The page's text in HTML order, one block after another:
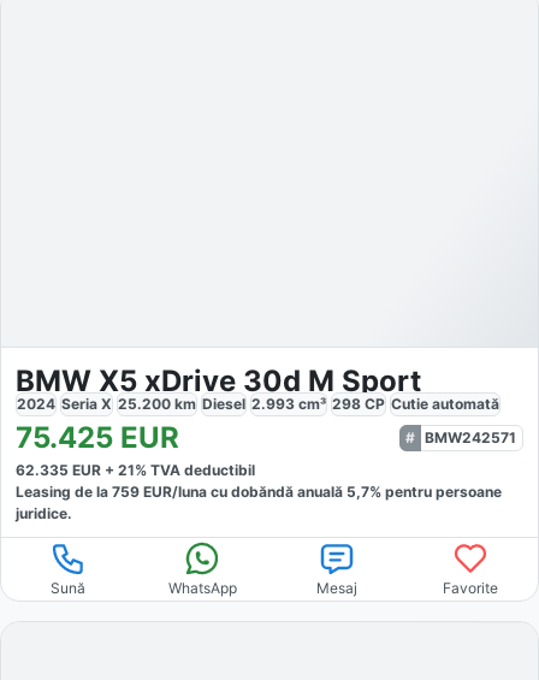
BMW X5 xDrive 30d M Sport
2024 Seria X 25.200 km Diesel 2.993 cm³ 298 CP Cutie automată
75.425 EUR
BMW242571
62.335 EUR + 21% TVA deductibil
Leasing de la 759 EUR/luna cu dobăndă anuală 5,7% pentru persoane
juridice.
Sună WhatsApp Mesaj Favorite